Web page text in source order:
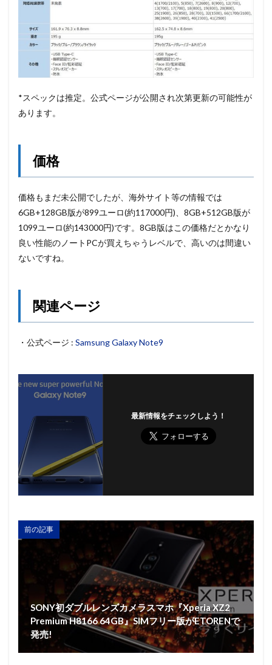
*スペックは推定。公式ページが公開され次第更新の可能性が
あります。
価格
価格もまだ未公開でしたが、海外サイト等の情報では
6GB+128GB版が899ユーロ(約117000円)、8GB+512GB版が
1099ユーロ(約143000円)です。8GB版はこの価格だとかなり
良い性能のノートPCが買えちゃうレベルで、高いのは間違い
ないですね。
関連ページ
・公式ページ : Samsung Galaxy Note9
最新情報をチェックしよう！
前の記事
SONY初ダブルレンズカメラスマホ『Xperia XZ2
Premium H8166 64GB』SIMフリー版がETORENで
発売!